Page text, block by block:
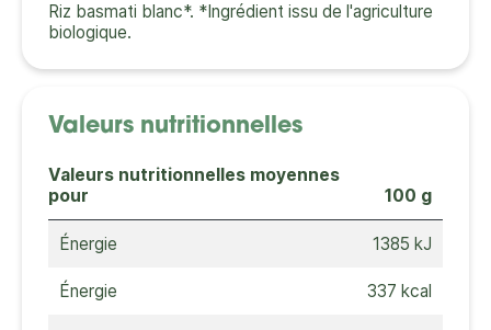
Riz basmati blanc*. *Ingrédient issu de l'agriculture
biologique.
Valeurs nutritionnelles
Valeurs nutritionnelles moyennes
pour
100 g
Énergie 1385 kJ
Énergie 337 kcal